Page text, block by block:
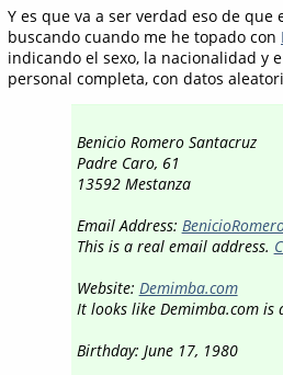
Y es que va a ser verdad eso de
buscando cuando me he topado con
indicando el sexo, la nacionalidad y
personal completa, con datos
Benicio Romero Santacruz
Padre Caro, 61
13592 Mestanza
Email Address:
This is a real email address.
Website: Demimba.com
It looks like Demimba.com is
Birthday: June 17, 1980